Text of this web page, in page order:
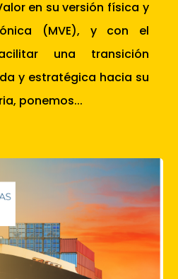
en su versión física y
(MVE), y con el
una transición
y estratégica hacia su
ponemos...